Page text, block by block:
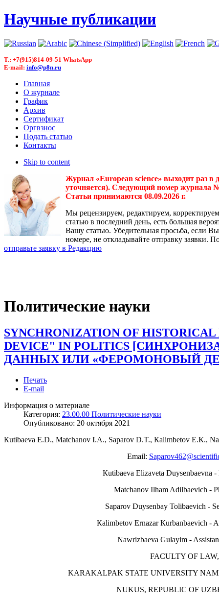
Научные публикации
T.: +7(915)814-09-51 WhatsApp
E-mail: info@p8n.ru
Главная
О журнале
График
Архив
Сертификат
Оргвзнос
Подать статью
Контакты
Skip to content
Журнал «European science» выходит раз в
уточняется). Следующий номер журнала №
Статьи принимаются 08.09.2026 г.
Мы рецензируем, редактируем,
статью в последний день, есть большая
Вашу статью. Убедительная просьба, если
номере, не откладывайте отправку заявки.
отправьте заявку в Редакцию
Политические науки
SYNCHRONIZATION OF
DEVICE" IN POLITICS
ДАННЫХ ИЛИ «ФЕРОМОНОВЫЙ
Печать
E-mail
Информация о материале
Категория: 23.00.00 Политические науки
Опубликовано: 20 октября 2021
Кutibaeva E.D., Matchanov I.A., Saparov D.T., Кalimbetov E.К.,
Email:
Кutibaeva Elizaveta Duysenbaevna
Matchanov Ilham Adilbaevich -
Saparov Duysenbay Tolibaevich -
Кalimbetov Ernazar Кurbanbaevich -
Nawrizbaeva Gulayim -
FACULTY OF LAW,
KARAKALPAK STATE UNIVERSITY
NUKUS, REPUBLIC OF